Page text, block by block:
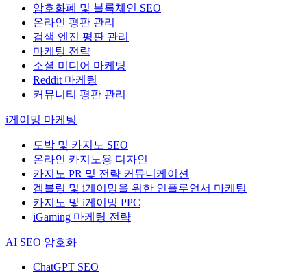
암호화폐 및 블록체인 SEO
온라인 평판 관리
검색 엔진 평판 관리
마케팅 전략
소셜 미디어 마케팅
Reddit 마케팅
커뮤니티 평판 관리
i게이밍 마케팅
도박 및 카지노 SEO
온라인 카지노용 디자인
카지노 PR 및 전략 커뮤니케이션
겜블링 및 i게이밍을 위한 인플루언서 마케팅
카지노 및 i게이밍 PPC
iGaming 마케팅 전략
AI SEO 암호화
ChatGPT SEO